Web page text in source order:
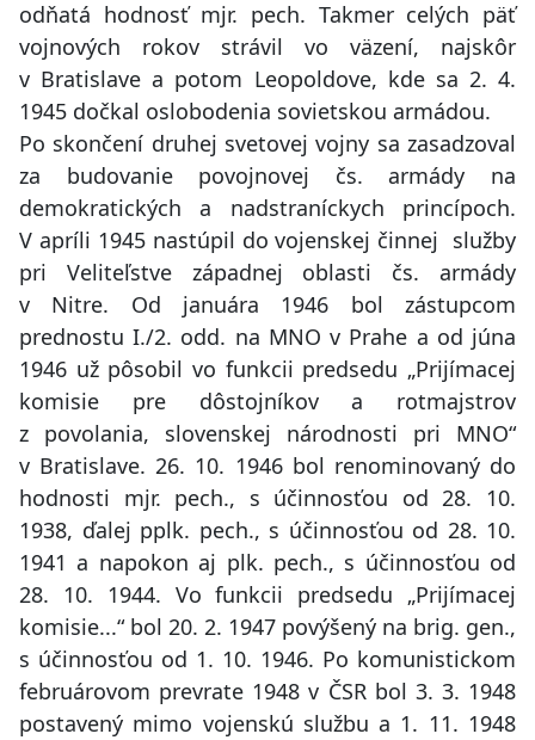
odňatá hodnosť mjr. pech. Takmer celých päť
vojnových rokov strávil vo väzení, najskôr
v Bratislave a potom Leopoldove, kde sa 2. 4.
1945 dočkal oslobodenia sovietskou armádou.
Po skončení druhej svetovej vojny sa zasadzoval
za budovanie povojnovej čs. armády na
demokratických a nadstraníckych princípoch.
V apríli 1945 nastúpil do vojenskej činnej služby
pri Veliteľstve západnej oblasti čs. armády
v Nitre. Od januára 1946 bol zástupcom
prednostu I./2. odd. na MNO v Prahe a od júna
1946 už pôsobil vo funkcii predsedu „Prijímacej
komisie pre dôstojníkov a rotmajstrov
z povolania, slovenskej národnosti pri MNO“
v Bratislave. 26. 10. 1946 bol renominovaný do
hodnosti mjr. pech., s účinnosťou od 28. 10.
1938, ďalej pplk. pech., s účinnosťou od 28. 10.
1941 a napokon aj plk. pech., s účinnosťou od
28. 10. 1944. Vo funkcii predsedu „Prijímacej
komisie...“ bol 20. 2. 1947 povýšený na brig. gen.,
s účinnosťou od 1. 10. 1946. Po komunistickom
februárovom prevrate 1948 v ČSR bol 3. 3. 1948
postavený mimo vojenskú službu a 1. 11. 1948